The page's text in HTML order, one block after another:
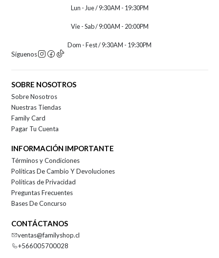
Lun - Jue / 9:30AM - 19:30PM
Vie - Sab / 9:00AM - 20:00PM
Dom - Fest / 9:30AM - 19:30PM
Síguenos
SOBRE NOSOTROS
Sobre Nosotros
Nuestras Tiendas
Family Card
Pagar Tu Cuenta
INFORMACIÓN IMPORTANTE
Términos y Condiciones
Políticas De Cambio Y Devoluciones
Políticas de Privacidad
Preguntas Frecuentes
Bases De Concurso
CONTÁCTANOS
ventas@familyshop.cl
+566005700028